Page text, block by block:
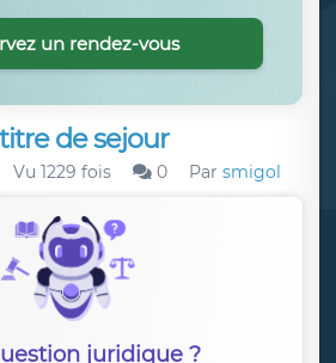
de sejour
Vu 1229 fois 0 Par smigol
juridique ?
un rendez-vous